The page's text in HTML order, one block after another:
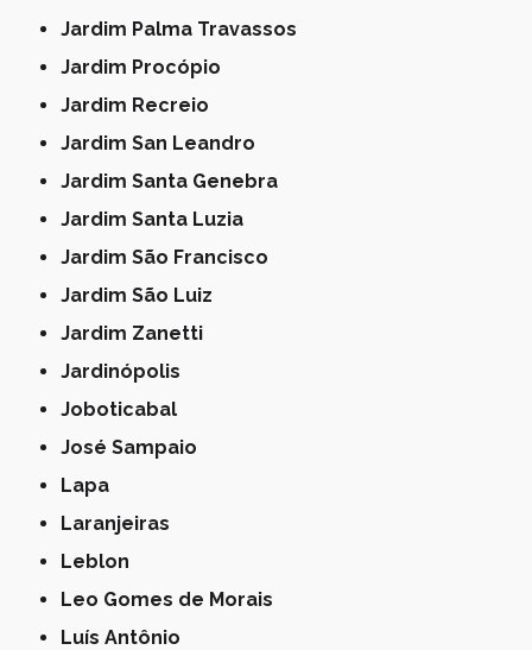
Jardim Palma Travassos
Jardim Procópio
Jardim Recreio
Jardim San Leandro
Jardim Santa Genebra
Jardim Santa Luzia
Jardim São Francisco
Jardim São Luiz
Jardim Zanetti
Jardinópolis
Joboticabal
José Sampaio
Lapa
Laranjeiras
Leblon
Leo Gomes de Morais
Luís Antônio